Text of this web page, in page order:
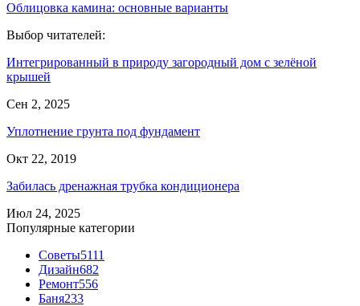
Облицовка камина: основные варианты
Выбор читателей:
Интегрированный в природу загородный дом с зелёной
крышей
Сен 2, 2025
Уплотнение грунта под фундамент
Окт 22, 2019
Забилась дренажная трубка кондиционера
Июл 24, 2025
Популярные категории
Советы5111
Дизайн682
Ремонт556
Баня233